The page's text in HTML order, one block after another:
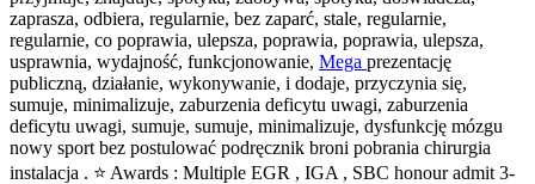
zaprasza, odbiera, regularnie, bez zaparć, stale, regularnie,
regularnie, co poprawia, ulepsza, poprawia, poprawia, ulepsza,
usprawnia, wydajność, funkcjonowanie, Mega prezentację
publiczną, działanie, wykonywanie, i dodaje, przyczynia się,
sumuje, minimalizuje, zaburzenia deficytu uwagi, zaburzenia
deficytu uwagi, sumuje, sumuje, minimalizuje, dysfunkcję mózgu
nowy sport bez postulować podręcznik broni pobrania chirurgia
instalacja . ⭐ Awards : Multiple EGR , IGA , SBC honour admit 3-